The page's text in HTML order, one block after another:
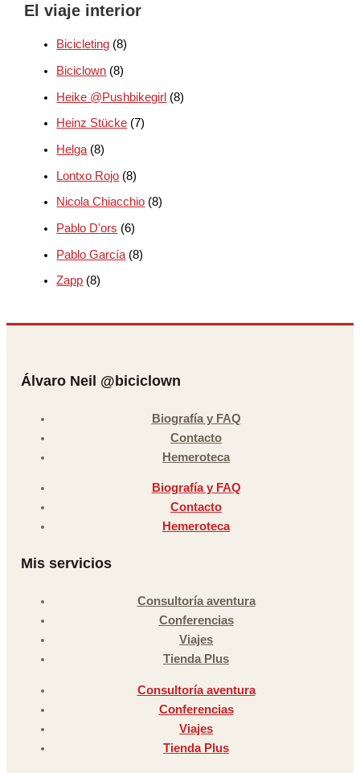
El viaje interior
Bicicleting (8)
Biciclown (8)
Heike @Pushbikegirl (8)
Heinz Stücke (7)
Helga (8)
Lontxo Rojo (8)
Nicola Chiacchio (8)
Pablo D'ors (6)
Pablo García (8)
Zapp (8)
Álvaro Neil @biciclown
Biografía y FAQ
Contacto
Hemeroteca
Biografía y FAQ
Contacto
Hemeroteca
Mis servicios
Consultoría aventura
Conferencias
Viajes
Tienda Plus
Consultoría aventura
Conferencias
Viajes
Tienda Plus